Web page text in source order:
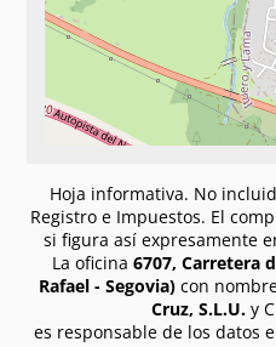
Hoja informativa. No
Registro e Impuestos. El
si figura así expresamente
La oficina 6707, Carretera
Rafael - Segovia) con
Cruz, S.L.U.y
es responsable de los datos